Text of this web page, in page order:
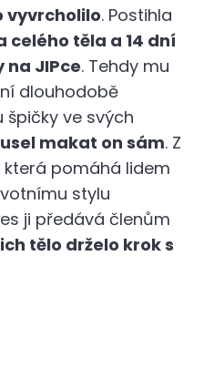
vyvrcholilo. Postihla
těla a 14 dní
JIPce. Tehdy mu
dlouhodobě
špičky ve svých
makat on sám. Z
pomáhá lidem
stylu
ji předává členům
tělo drželo krok s